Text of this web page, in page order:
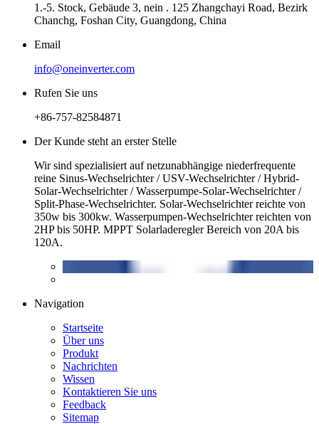
1.-5. Stock, Gebäude 3, nein . 125 Zhangchayi Road, Bezirk
Chanchg, Foshan City, Guangdong, China
Email
info@oneinverter.com
Rufen Sie uns
+86-757-82584871
Der Kunde steht an erster Stelle
Wir sind spezialisiert auf netzunabhängige niederfrequente
reine Sinus-Wechselrichter / USV-Wechselrichter / Hybrid-
Solar-Wechselrichter / Wasserpumpe-Solar-Wechselrichter /
Split-Phase-Wechselrichter. Solar-Wechselrichter reichte von
350w bis 300kw. Wasserpumpen-Wechselrichter reichten von
2HP bis 50HP. MPPT Solarladeregler Bereich von 20A bis
120A.
Navigation
Startseite
Über uns
Produkt
Nachrichten
Wissen
Kontaktieren Sie uns
Feedback
Sitemap